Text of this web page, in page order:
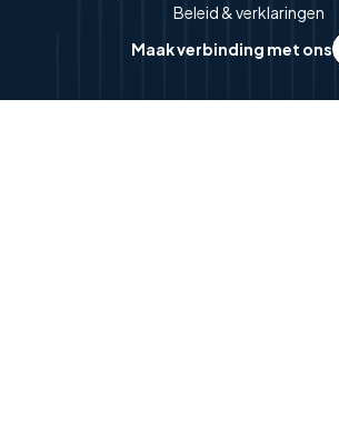
Beleid & verklaringen
Maak verbinding met ons